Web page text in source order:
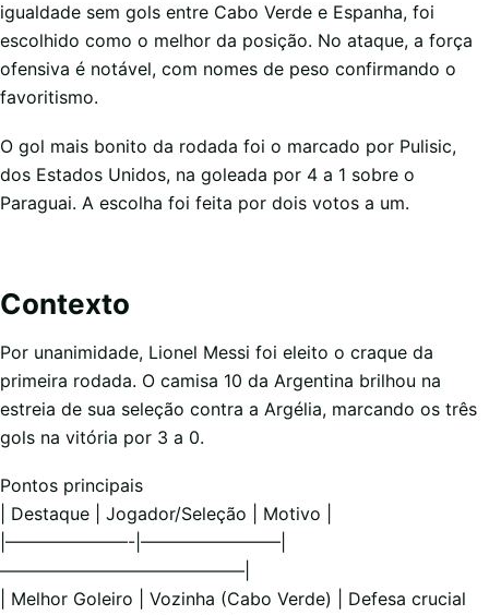
igualdade sem gols entre Cabo Verde e Espanha, foi
escolhido como o melhor da posição. No ataque, a força
ofensiva é notável, com nomes de peso confirmando o
favoritismo.
O gol mais bonito da rodada foi o marcado por Pulisic,
dos Estados Unidos, na goleada por 4 a 1 sobre o
Paraguai. A escolha foi feita por dois votos a um.
Contexto
Por unanimidade, Lionel Messi foi eleito o craque da
primeira rodada. O camisa 10 da Argentina brilhou na
estreia de sua seleção contra a Argélia, marcando os três
gols na vitória por 3 a 0.
Pontos principais
| Destaque | Jogador/Seleção | Motivo |
|———————-|————————|
——————————————|
| Melhor Goleiro | Vozinha (Cabo Verde) | Defesa crucial